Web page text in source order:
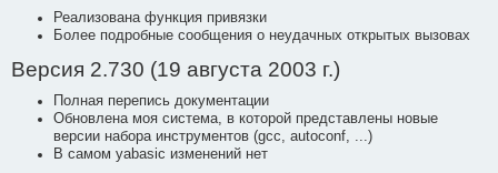
Реализована функция привязки
Более подробные сообщения о неудачных открытых вызовах
Версия 2.730 (19 августа 2003 г.)
Полная перепись документации
Обновлена моя система, в которой представлены новые
версии набора инструментов (gcc, autoconf, ...)
В самом yabasic изменений нет